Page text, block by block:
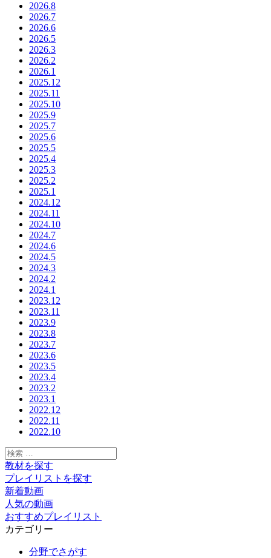
2026.8
2026.7
2026.6
2026.5
2026.3
2026.2
2026.1
2025.12
2025.11
2025.10
2025.9
2025.7
2025.6
2025.5
2025.4
2025.3
2025.2
2025.1
2024.12
2024.11
2024.10
2024.7
2024.6
2024.5
2024.3
2024.2
2024.1
2023.12
2023.11
2023.9
2023.8
2023.7
2023.6
2023.5
2023.4
2023.2
2023.1
2022.12
2022.11
2022.10
検
索:
教材を探す
プレイリストを探す
新着動画
人気の動画
おすすめプレイリスト
カテゴリー
分野でさがす